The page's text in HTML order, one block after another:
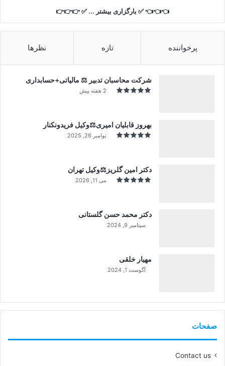
👈👈👈 ✅ بارگزاری بیشتر ... ✅ 👉👉👉
پرخواننده تازه نظرها
شرکت محاسبان تدبیر ⚖️ مالیاتی+حسابداری
2 هفته پیش
بهروز قابلیان امیری⚖️وکیل فریدونکنار
نوامبر 26, 2025
دکتر امین گلریز⚖️وکیل تهران
می 11, 2026
دکتر محمد حسن گلستانی
سپتامبر 9, 2024
مهیار خلقی
آگوست 1, 2024
صفحات
Contact us